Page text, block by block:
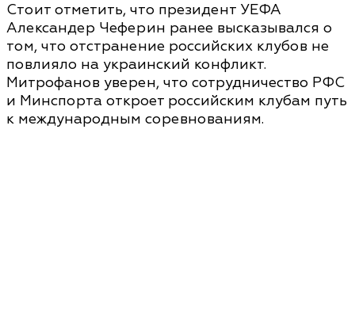
Стоит отметить, что президент УЕФА
Александер Чеферин ранее высказывался о
том, что отстранение российских клубов не
повлияло на украинский конфликт.
Митрофанов уверен, что сотрудничество РФС
и Минспорта откроет российским клубам путь
к международным соревнованиям.